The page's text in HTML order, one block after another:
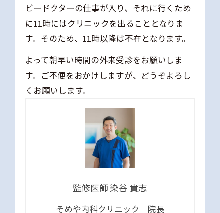
ビードクターの仕事が入り、それに行くため
に11時にはクリニックを出ることとなりま
す。そのため、11時以降は不在となります。
よって朝早い時間の外来受診をお願いしま
す。ご不便をおかけしますが、どうぞよろし
くお願いします。
監修医師 染谷 貴志
そめや内科クリニック 院長